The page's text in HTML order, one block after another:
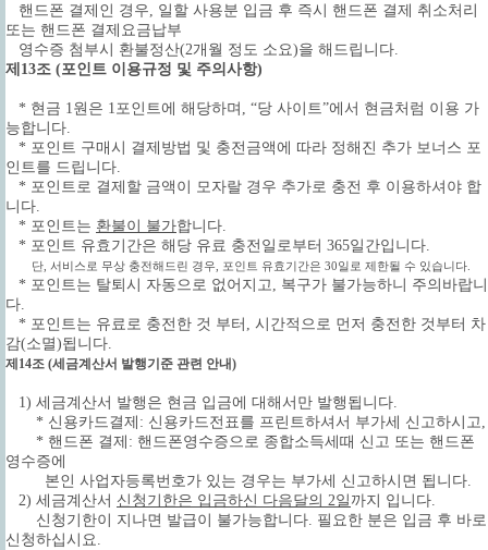
핸드폰 결제인 경우, 일할 사용분 입금 후 즉시 핸드폰 결제 취소처리
또는 핸드폰 결제요금납부
영수증 첨부시 환불정산(2개월 정도 소요)을 해드립니다.
제13조 (포인트 이용규정 및 주의사항)
* 현금 1원은 1포인트에 해당하며, “당 사이트”에서 현금처럼 이용 가
능합니다.
* 포인트 구매시 결제방법 및 충전금액에 따라 정해진 추가 보너스 포
인트를 드립니다.
* 포인트로 결제할 금액이 모자랄 경우 추가로 충전 후 이용하셔야 합
니다.
* 포인트는 환불이 불가합니다.
* 포인트 유효기간은 해당 유료 충전일로부터 365일간입니다.
단, 서비스로 무상 충전해드린 경우, 포인트 유효기간은 30일로 제한될 수 있습니다.
* 포인트는 탈퇴시 자동으로 없어지고, 복구가 불가능하니 주의바랍니
다.
* 포인트는 유료로 충전한 것 부터, 시간적으로 먼저 충전한 것부터 차
감(소멸)됩니다.
제14조 (세금계산서 발행기준 관련 안내)
1) 세금계산서 발행은 현금 입금에 대해서만 발행됩니다.
* 신용카드결제: 신용카드전표를 프린트하셔서 부가세 신고하시고,
* 핸드폰 결제: 핸드폰영수증으로 종합소득세때 신고 또는 핸드폰
영수증에
본인 사업자등록번호가 있는 경우는 부가세 신고하시면 됩니다.
2) 세금계산서 신청기한은 입금하신 다음달의 2일 까지 입니다.
신청기한이 지나면 발급이 불가능합니다. 필요한 분은 입금 후 바로
신청하십시요.